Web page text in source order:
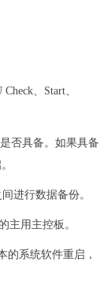
、Start、
否具备。如果具备
进行数据备份。
主用主控板。
的系统软件重启，